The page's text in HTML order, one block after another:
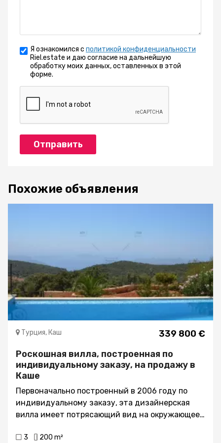
Я ознакомился с политикой конфиденциальности
Riel.estate и даю согласие на дальнейшую
обработку моих данных, оставленных в этой
форме.
Отправить
Похожие объявления
339 800 €
Турция, Каш
Роскошная вилла, построенная по
индивидуальному заказу, на продажу в
Каше
Первоначально построенный в 2006 году по
индивидуальному заказу, эта дизайнерская
вилла имеет потрясающий вид на окружающее
недвижимости, который вы найдете в Каше в
3 200 m²